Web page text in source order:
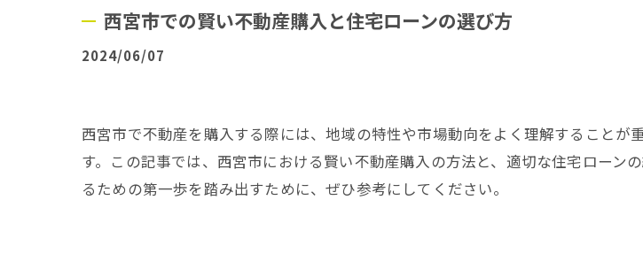
西宮市での賢い不動産購入と住宅ローンの選び方
2024/06/07
西宮市で不動産を購入する際には、地域の特性や市場動向をよく理解することが
す。この記事では、西宮市における賢い不動産購入の方法と、適切な住宅ローン
るための第一歩を踏み出すために、ぜひ参考にしてください。